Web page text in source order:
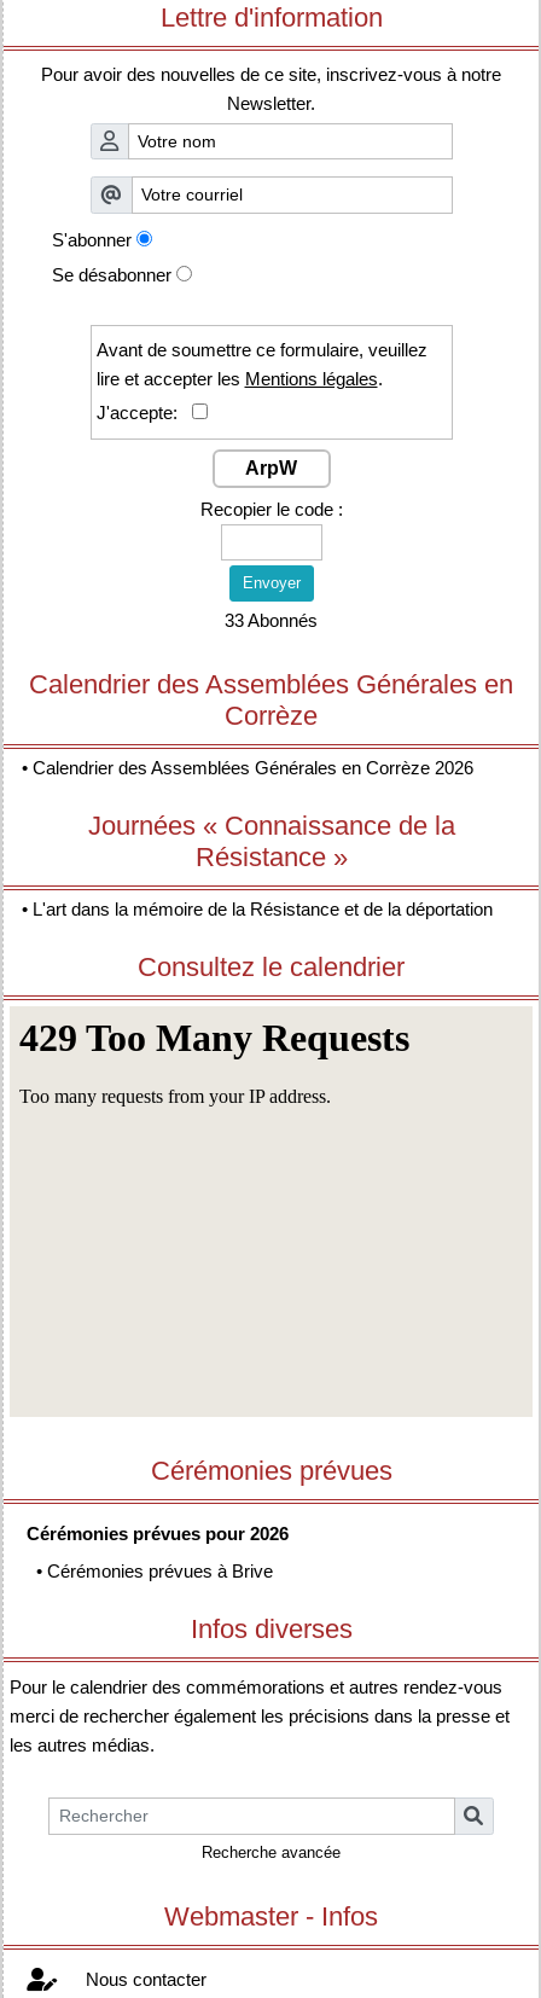
Lettre d'information
Pour avoir des nouvelles de ce site, inscrivez-vous à notre
Newsletter.
S'abonner
Se désabonner
Avant de soumettre ce formulaire, veuillez
lire et accepter les Mentions légales.
J'accepte:
ArpW
Recopier le code :
Envoyer
33 Abonnés
Calendrier des Assemblées Générales en
Corrèze
• Calendrier des Assemblées Générales en Corrèze 2026
Journées « Connaissance de la
Résistance »
• L'art dans la mémoire de la Résistance et de la déportation
Consultez le calendrier
Cérémonies prévues
Cérémonies prévues pour 2026
• Cérémonies prévues à Brive
Infos diverses
Pour le calendrier des commémorations et autres rendez-vous
merci de rechercher également les précisions dans la presse et
les autres médias.
Recherche avancée
Webmaster - Infos
Nous contacter